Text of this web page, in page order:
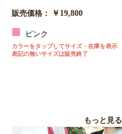
販売価格： ￥19,800
ピンク
カラーをタップしてサイズ・在庫を表示
表記の無いサイズは販売終了
もっと見る